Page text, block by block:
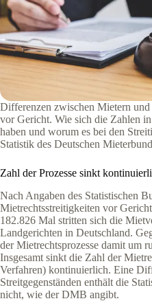
Differenzen zwischen Mietern
vor Gericht. Wie sich die Zahlen
haben und worum es bei den
Statistik des Deutschen
Zahl der Prozesse sinkt
Nach Angaben des Statistischen
Mietrechtsstreitigkeiten vor
182.826 Mal stritten sich die
Landgerichten in Deutschland.
der Mietrechtsprozesse damit um
Insgesamt sinkt die Zahl der
Verfahren) kontinuierlich. Eine
Streitgegenständen enthält die
nicht, wie der DMB angibt.